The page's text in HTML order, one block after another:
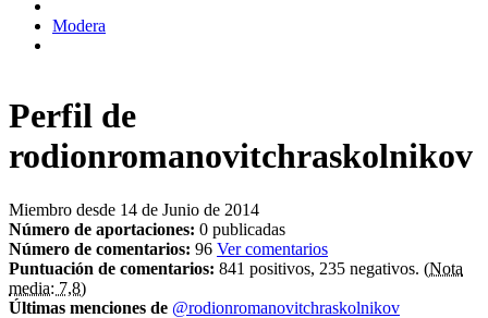
Modera
Perfil de
rodionromanovitchraskolnikov
Miembro desde 14 de Junio de 2014
Número de aportaciones: 0 publicadas
Número de comentarios: 96 Ver comentarios
Puntuación de comentarios: 841 positivos, 235 negativos. (Nota
media: 7,8)
Últimas menciones de @rodionromanovitchraskolnikov